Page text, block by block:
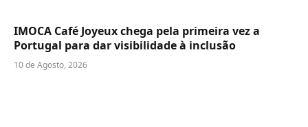
IMOCA Café Joyeux chega pela primeira vez a
Portugal para dar visibilidade à inclusão
10 de Agosto, 2026